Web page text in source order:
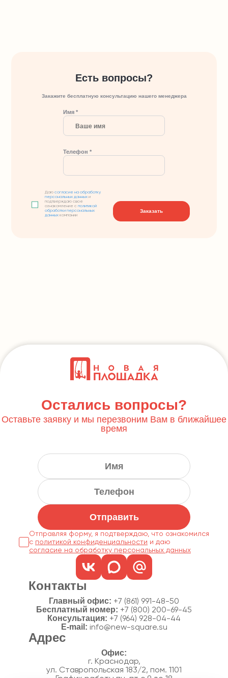
Есть вопросы?
Закажите бесплатную консультацию нашего менеджера
Имя *
Телефон *
Даюсогласие на обработку
персональных данных и
подтверждаю свое
ознакомление сполитикой
обработки персональных
данных компании
Заказать
Остались вопросы?
Оставьте заявку и мы перезвоним Вам в ближайшее
время
Отправить
Отправляя форму, я подтверждаю, что ознакомился
с политикой конфиденциальности
согласие на обработку персональных данных
Контакты
Главный офис: +7 (861) 991-48-50
Бесплатный номер: +7 (800) 200-69-45
Консультация: +7 (964) 928-04-44
E-mail: info@new-square.su
Адрес
г. Краснодар,
ул. Ставропольская 183/2, пом. 1101